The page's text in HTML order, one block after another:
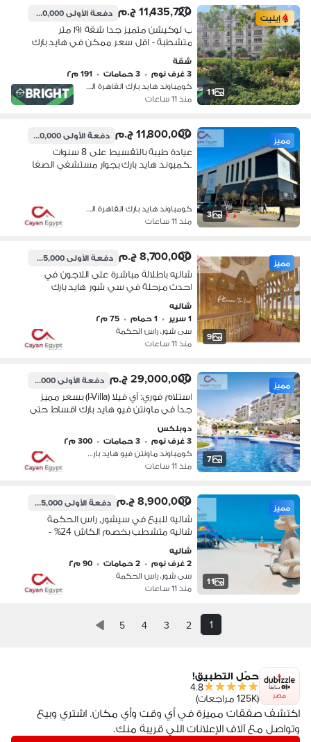
11
إيليت 11,435,720 ج.م دفعة الأولى9,500,000 ج.م
ب لوكيشن متميز جدا شقة ١٩١ متر
متشطبة - اقل سعر ممكن في هايد بارك
التجمع الخامس - hyde park new cairo
شقة
3 غرف نوم
• 3 حمامات • 191 م٢
كومباوند هايد بارك القاهرة الجديدة،…
منذ 11 ساعات
3
مميز 11,800,000 ج.م دفعة الأولى590,000 ج.م
عيادة طيبة بالتقسيط على 8 سنوات
بكمبوند هايد بارك بجوار مستشفي الصفا
كومباوند هايد بارك القاهرة الجديدة،…
منذ 11 ساعات
9
مميز 8,700,000 ج.م دفعة الأولى435,000 ج.م
شاليه باطلالة مباشرة على اللاجون في
احدث مرحلة في سي شور هايد بارك
سنوات
شاليه
1 سرير
• 1 حمام • 75 م٢
سى شور، راس الحكمة
منذ 11 ساعات
7
مميز 29,000,000 ج.م دفعة الأولى4,350,000 ج.م
استلام فوري: آي فيلا (I-Villa) بسعر مميز
جداً في ماونتن فيو هايد بارك اقساط حتى
دوبلكس
3 غرف نوم
• 3 حمامات • 300 م٢
كومباوند ماونتن فيو هايد بارك، التج…
منذ 11 ساعات
11
مميز 8,900,000 ج.م دفعة الأولى445,000 ج.م
شاليه للبيع في سيشور, راس الحكمة
شاليه متشطب بخصم الكاش 24% -
سيشور هايد بارك
شاليه
2 غرف نوم
• 2 حمامات • 90 م٢
سى شور، راس الحكمة
منذ 11 ساعات
1
2
3
4
5
مصر
حمّل التطبيق!
4.8
(125K مراجعات)
اكتشف صفقات مميزة في أي وقت وأي مكان. اشتري وبيع
وتواصل مع آلاف الإعلانات اللي قريبة منك.